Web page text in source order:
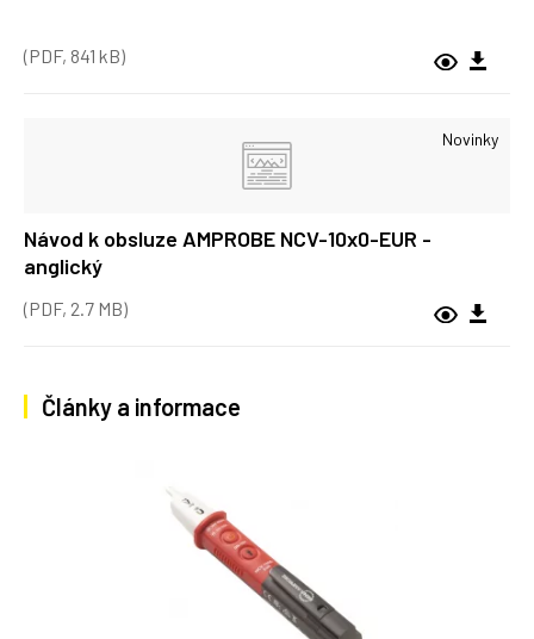
(PDF, 841 kB)
Novinky
Návod k obsluze AMPROBE NCV-10x0-EUR -
anglický
(PDF, 2.7 MB)
Články a informace